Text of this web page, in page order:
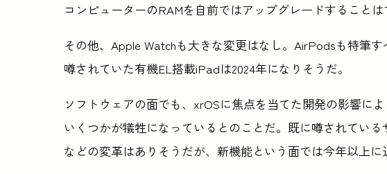
コンピューターのRAMを自前ではアップグレードすることは
その他、Apple Watchも大きな変更はなし。AirPodsも特筆す
噂されていた有機EL搭載iPadは2024年になりそうだ。
ソフトウェアの面でも、xrOSに焦点を当てた開発の影響に
いくつかが犠牲になっているとのことだ。既に噂されてい
などの変革はありそうだが、新機能という面では今年以上に